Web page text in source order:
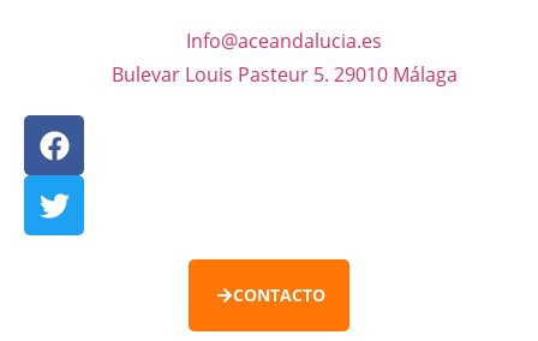
Info@aceandalucia.es
Bulevar Louis Pasteur 5. 29010 Málaga
CONTACTO